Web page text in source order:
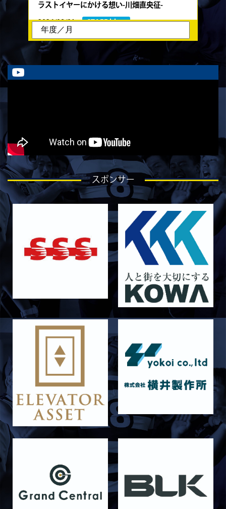
ラストイヤーにかける想い-川畑直央征-
2026/08/01
STAFF blog
ラストイヤーにかける想い-香山創祐-
2026/07/30
STAFF blog
ラストイヤーにかける想い-金本亮斗-
2026/07/30
STAFF blog
2026/07/27
STAFF blog
2026/07/25
STAFF blog
ラストイヤーにかける想い-芦塚悠大-
2026/07/25
STAFF blog
ラストイヤーにかける想い-青田宗久-
6月27日 朝日大学戦
2026/06/26
STAFF blog
【Rits Familyのバトン】vol. 2 稲西輝紀
STAFF blog
6月21日 京都大学
2026/06/19
STAFF blog
6月20日 花園大学
2026/06/16
STAFF blog
6月14日 島津製作所
2026/06/16
STAFF blog
6月13日 名城大学
2026/06/12
STAFF blog
【Rits Familyのバトン】vol. 1 北村瞬太郎
2026/06/03
STAFF blog
【「イヤーブック2026」にお名前を掲載／サポ
ーター募集のお知らせ】
2026/05/31
STAFF blog
5月31日 関西学院大学AB
2026/05/31
STAFF blog
スポンサー